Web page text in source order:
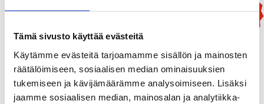
Tämä sivusto käyttää evästeitä
Käytämme evästeitä tarjoamamme sisällön ja mainosten
räätälöimiseen, sosiaalisen median ominaisuuksien
tukemiseen ja kävijämäärämme analysoimiseen. Lisäksi
jaamme sosiaalisen median, mainosalan ja analytiikka-
Uutuus!